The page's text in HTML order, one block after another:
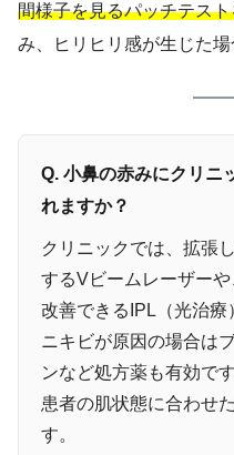
間様子を見るパッチテス
み、ヒリヒリ感が生じた場
Q. 小鼻の赤みにクリニ
れますか？
クリニックでは、拡張
するVビームレーザー
改善できるIPL（光治
ニキビが原因の場合は
ンなど処方薬も有効で
患者の肌状態に合わせ
す。